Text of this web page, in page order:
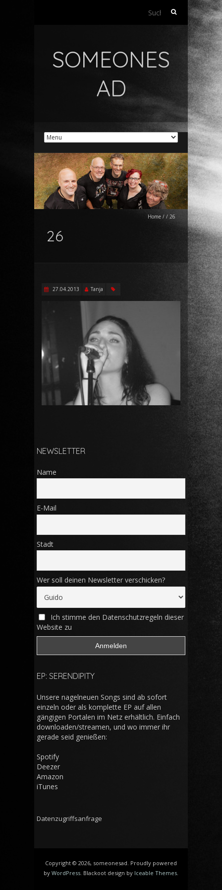
Suchen
SOMEONES
AD
Home / / 26
26
27.04.2013 Tanja
NEWSLETTER
Name
E-Mail
Stadt
Wer soll deinen Newsletter verschicken?
Ich stimme den Datenschutzregeln dieser
Website zu
EP: SERENDIPITY
Unsere nagelneuen Songs sind ab sofort
einzeln oder als komplette EP auf allen
gängigen Portalen im Netz erhältlich. Einfach
downloaden/streamen, und wo immer ihr
gerade seid genießen:
Spotify
Deezer
Amazon
iTunes
Datenzugriffsanfrage
Copyright © 2026, someonesad. Proudly powered
by WordPress . Blackoot design by Iceable Themes